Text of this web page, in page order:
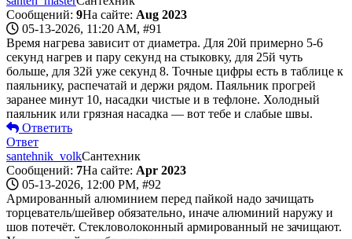
Сообщений: 9На сайте: Aug 2023
05-13-2026, 11:20 AM, #91
Время нагрева зависит от диаметра. Для 20й примерно 5-6
секунд нагрев и пару секунд на стыковку, для 25й чуть
больше, для 32й уже секунд 8. Точные цифры есть в таблице к
паяльнику, распечатай и держи рядом. Паяльник прогрей
заранее минут 10, насадки чистые и в тефлоне. Холодный
паяльник или грязная насадка — вот тебе и слабые швы.
Ответить
Ответ
santehnik_volkСантехник
Сообщений: 7На сайте: Apr 2023
05-13-2026, 12:00 PM, #92
Армированный алюминием перед пайкой надо зачищать
торцеватель/шейвер обязательно, иначе алюминий наружу и
шов потечёт. Стекловолоконный армированный не зачищают.